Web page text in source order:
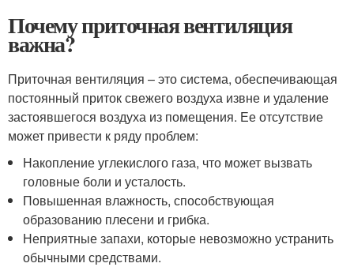
Почему приточная вентиляция
важна?
Приточная вентиляция – это система, обеспечивающая
постоянный приток свежего воздуха извне и удаление
застоявшегося воздуха из помещения. Ее отсутствие
может привести к ряду проблем:
Накопление углекислого газа, что может вызвать
головные боли и усталость.
Повышенная влажность, способствующая
образованию плесени и грибка.
Неприятные запахи, которые невозможно устранить
обычными средствами.